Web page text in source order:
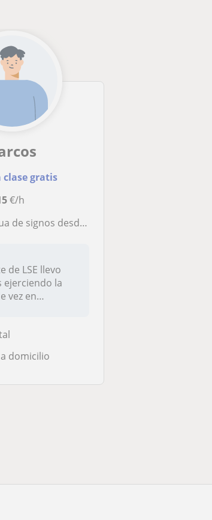
clase gratis
€/h
desde nivel de iniciación
de LSE llevo
ejerciendo la
vez en
domicilio